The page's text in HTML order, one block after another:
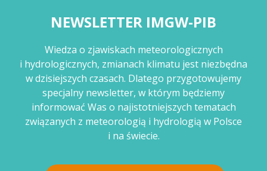
NEWSLETTER IMGW-PIB
Wiedza o zjawiskach meteorologicznych
i hydrologicznych, zmianach klimatu jest niezbędna
w dzisiejszych czasach. Dlatego przygotowujemy
specjalny newsletter, w którym będziemy
informować Was o najistotniejszych tematach
związanych z meteorologią i hydrologią w Polsce
i na świecie.